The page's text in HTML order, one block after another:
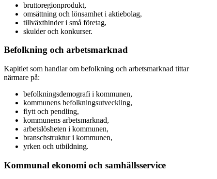
bruttoregionprodukt,
omsättning och lönsamhet i aktiebolag,
tillväxthinder i små företag,
skulder och konkurser.
Befolkning och arbetsmarknad
Kapitlet som handlar om befolkning och arbetsmarknad tittar
närmare på:
befolkningsdemografi i kommunen,
kommunens befolkningsutveckling,
flytt och pendling,
kommunens arbetsmarknad,
arbetslösheten i kommunen,
branschstruktur i kommunen,
yrken och utbildning.
Kommunal ekonomi och samhällsservice